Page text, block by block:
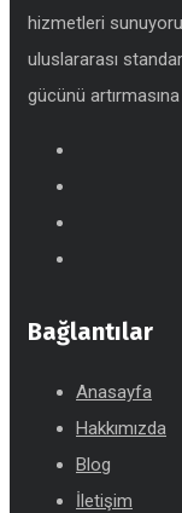
hizmetleri
uluslararası
gücünü
Bağlantılar
Anasayfa
Hakkımızda
Blog
İletişim